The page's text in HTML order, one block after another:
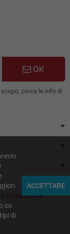
OK
cerca le info di
Distribuzione
su
di
ACCETTARE